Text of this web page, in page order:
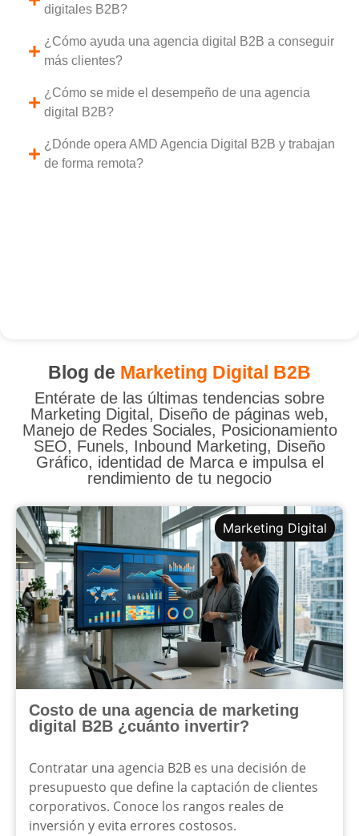
digitales B2B?
¿Cómo ayuda una agencia digital B2B a conseguir
más clientes?
¿Cómo se mide el desempeño de una agencia
digital B2B?
¿Dónde opera AMD Agencia Digital B2B y trabajan
de forma remota?
Blog de Marketing Digital B2B
Entérate de las últimas tendencias sobre
Marketing Digital, Diseño de páginas web,
Manejo de Redes Sociales, Posicionamiento
SEO, Funels, Inbound Marketing, Diseño
Gráfico, identidad de Marca e impulsa el
rendimiento de tu negocio
Marketing Digital
Costo de una agencia de marketing
digital B2B ¿cuánto invertir?
Contratar una agencia B2B es una decisión de
presupuesto que define la captación de clientes
corporativos. Conoce los rangos reales de
inversión y evita errores costosos.